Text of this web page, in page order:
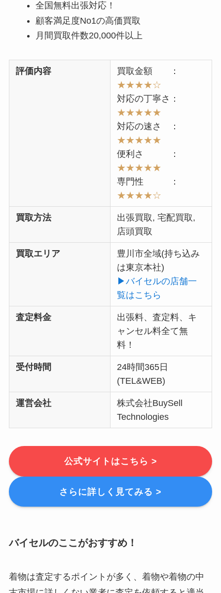
全国無料出張対応！
顧客満足度No1の高価買取
月間買取件数20,000件以上
評価内容
買取金額 ：
★★★★☆
対応の丁寧さ：
★★★★★
対応の速さ ：
★★★★★
便利さ ：
★★★★★
専門性 ：
★★★★☆
買取方法
出張買取, 宅配買取,
店頭買取
買取エリア
豊川市全域(持ち込み
は東京本社)
▶︎バイセルの店舗一
覧はこちら
査定料金
出張料、査定料、キ
ャンセル料全て無
料！
受付時間
24時間365日
(TEL&WEB)
運営会社
株式会社BuySell
Technologies
公式サイトはこちら >
さらに詳しく見てみる >
バイセルのここがおすすめ！
着物は査定するポイントが多く、着物や着物の中